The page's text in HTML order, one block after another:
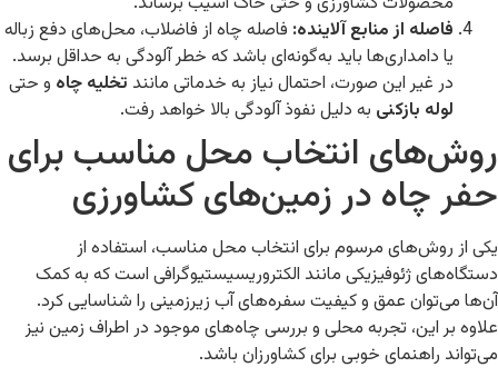
فاصله از منابع آلاینده: فاصله چاه از فاضلاب، محل‌های دفع زباله
یا دامداری‌ها باید به‌گونه‌ای باشد که خطر آلودگی به حداقل برسد.
در غیر این صورت، احتمال نیاز به خدماتی مانند تخلیه چاه و حتی
لوله بازکنی به دلیل نفوذ آلودگی بالا خواهد رفت.
روش‌های انتخاب محل مناسب برای
حفر چاه در زمین‌های کشاورزی
یکی از روش‌های مرسوم برای انتخاب محل مناسب، استفاده از
دستگاه‌های ژئوفیزیکی مانند الکتروریسیستیوگرافی است که به کمک
آن‌ها می‌توان عمق و کیفیت سفره‌های آب زیرزمینی را شناسایی کرد.
علاوه بر این، تجربه محلی و بررسی چاه‌های موجود در اطراف زمین نیز
می‌تواند راهنمای خوبی برای کشاورزان باشد.